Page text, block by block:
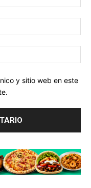
y sitio web en este